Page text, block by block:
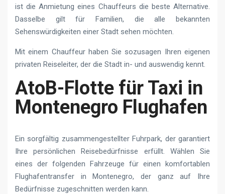
ist die Anmietung eines Chauffeurs die beste Alternative.
Dasselbe gilt für Familien, die alle bekannten
Sehenswürdigkeiten einer Stadt sehen möchten.
Mit einem Chauffeur haben Sie sozusagen Ihren eigenen
privaten Reiseleiter, der die Stadt in- und auswendig kennt.
AtoB-Flotte für Taxi in
Montenegro Flughafen
Ein sorgfältig zusammengestellter Fuhrpark, der garantiert
Ihre persönlichen Reisebedürfnisse erfüllt. Wählen Sie
eines der folgenden Fahrzeuge für einen komfortablen
Flughafentransfer in Montenegro, der ganz auf Ihre
Bedürfnisse zugeschnitten werden kann.